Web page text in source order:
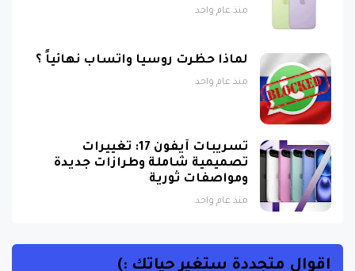
منذ عام واحد
لماذا حظرت روسيا واتساب نهائياً ؟
منذ عام واحد
تسريبات آيفون 17: تغييرات
تصميمية شاملة وطرازات جديدة
ومواصفات ثورية
منذ عام واحد
اقوال متجددة ستغير حياتك :)